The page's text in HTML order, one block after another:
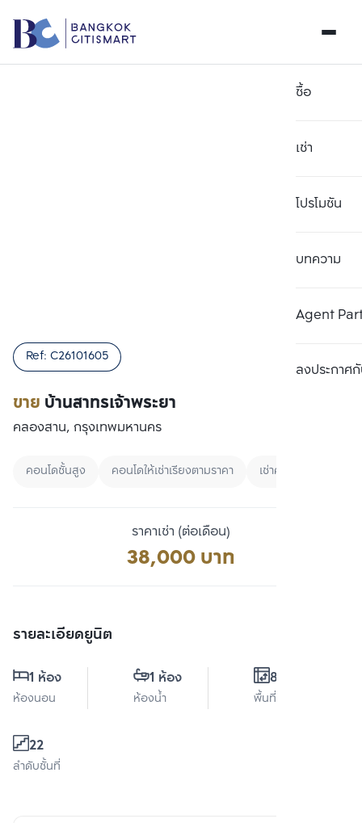
ซื้อ
เช่า
โปรโมชัน
บทความ
Agent
ลงประกาศกั
ขาย บ้านสาทรเจ้าพระยา
Ref: C26101605
คลองสาน, กรุงเทพมหานคร
คอนโดชั้นสูง คอนโดให้เช่าเรียงตามราคา เช่าคอนโดมือสอง
ราคาเช่า (ต่อเดือน)
38,000 บาท
รายละเอียดยูนิต
1 ห้อง
ห้องนอน
1 ห้อง
ห้องน้ำ
80 ตร.ม.
พื้นที่ใช้สอย
22
ลำดับชั้นที่
เปรียบเทียบ